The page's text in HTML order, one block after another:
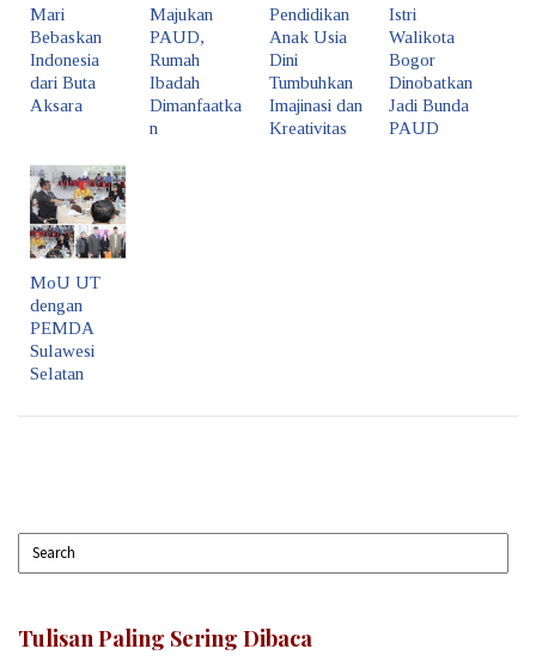
Mari
Bebaskan
Indonesia
dari Buta
Aksara
Majukan
PAUD,
Rumah
Ibadah
Dimanfaatka
n
Pendidikan
Anak Usia
Dini
Tumbuhkan
Imajinasi dan
Kreativitas
Istri
Walikota
Bogor
Dinobatkan
Jadi Bunda
PAUD
MoU UT
dengan
PEMDA
Sulawesi
Selatan
Tulisan Paling Sering Dibaca